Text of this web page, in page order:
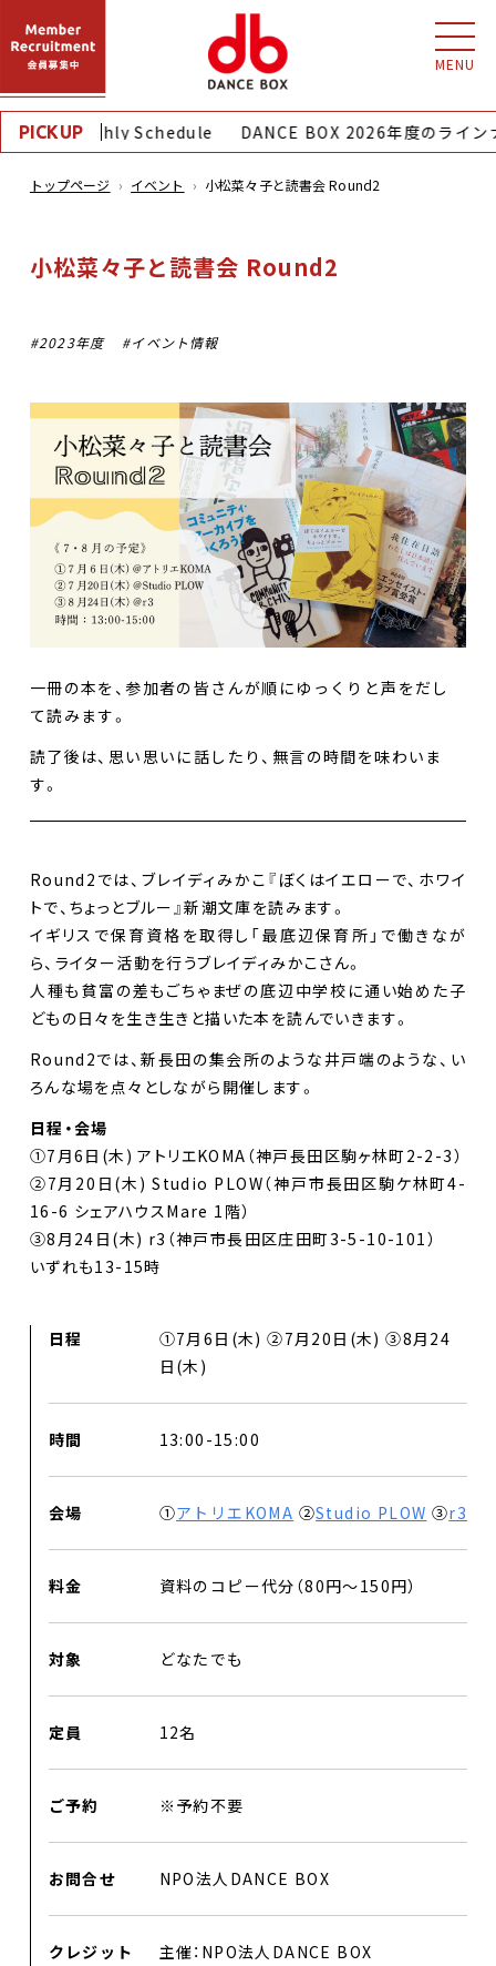
MENU
イベント
PICKUP
8月｜Monthly Schedule DANCE BOX 2026年度のライン
トップページ イベント 小松菜々子と読書会 Round2
小松菜々子と読書会 Round2
2023年度 イベント情報
一冊の本を、参加者の皆さんが順にゆっくりと声をだし
て読みます。
読了後は、思い思いに話したり、無言の時間を味わいま
す。
Round2では、ブレイディみかこ『ぼくはイエローで、ホワイ
トで、ちょっとブルー』新潮文庫を読みます。
イギリスで保育資格を取得し「最底辺保育所」で働きなが
ら、ライター活動を行うブレイディみかこさん。
人種も貧富の差もごちゃまぜの底辺中学校に通い始めた子
どもの日々を生き生きと描いた本を読んでいきます。
Round2では、新長田の集会所のような井戸端のような、い
ろんな場を点々としながら開催します。
日程・会場
①7月6日(木) アトリエKOMA（神戸長田区駒ヶ林町2-2-3）
②7月20日(木) Studio PLOW（神戸市長田区駒ケ林町4-
16-6 シェアハウスMare 1階）
③8月24日(木) r3（神戸市長田区庄田町3-5-10-101）
いずれも13-15時
日程
①7月6日(木) ②7月20日(木) ③8月24
日(木)
時間 13:00-15:00
会場 ①アトリエKOMA ②Studio PLOW ③r3
料金 資料のコピー代分（80円〜150円）
対象 どなたでも
定員 12名
ご予約 ※予約不要
お問合せ NPO法人DANCE BOX
クレジット
主催：NPO法人DANCE BOX